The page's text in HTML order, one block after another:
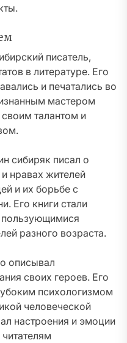
писатель,
в литературе. Его
и печатались во
мастером
талантом и
сибиряк писал о
нравах жителей
и их борьбе с
Его книги стали
пользующимися
разного возраста.
описывал
своих героев. Его
психологизмом
человеческой
настроения и эмоции